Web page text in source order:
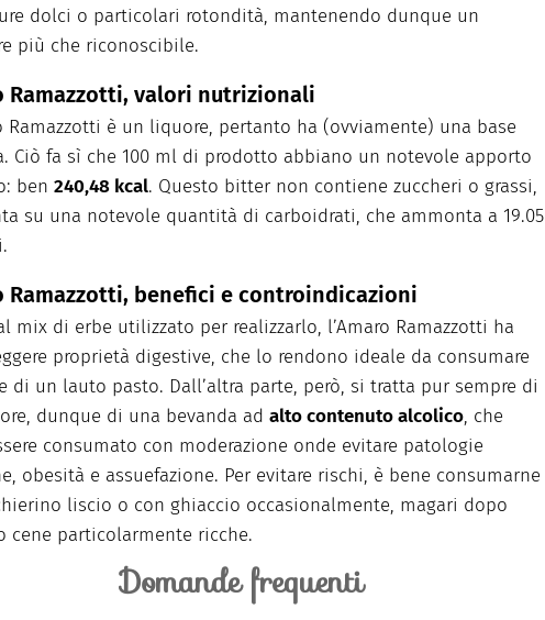
dolci o particolari rotondità, mantenendo dunque un
più che riconoscibile.
Ramazzotti, valori nutrizionali
Ramazzotti è un liquore, pertanto ha (ovviamente) una base
Ciò fa sì che 100 ml di prodotto abbiano un notevole apporto
ben 240,48 kcal. Questo bitter non contiene zuccheri o grassi,
su una notevole quantità di carboidrati, che ammonta a 19.05
Ramazzotti, benefici e controindicazioni
mix di erbe utilizzato per realizzarlo, l’Amaro Ramazzotti ha
proprietà digestive, che lo rendono ideale da consumare
di un lauto pasto. Dall’altra parte, però, si tratta pur sempre di
dunque di una bevanda ad alto contenuto alcolico, che
consumato con moderazione onde evitare patologie
obesità e assuefazione. Per evitare rischi, è bene consumarne
liscio o con ghiaccio occasionalmente, magari dopo
cene particolarmente ricche.
Domande frequenti